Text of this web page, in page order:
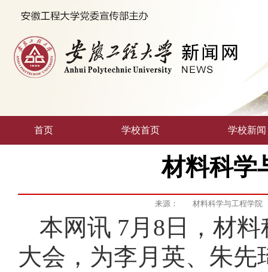
首页 学校首页 学校新闻
材料科学
来源： 材料科学与工程学院
本网讯 7月8日，材
大会，为李月英、朱